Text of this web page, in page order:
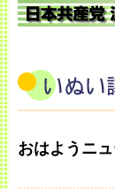
おはようニ